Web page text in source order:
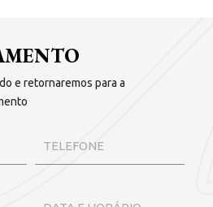
e retornaremos para a